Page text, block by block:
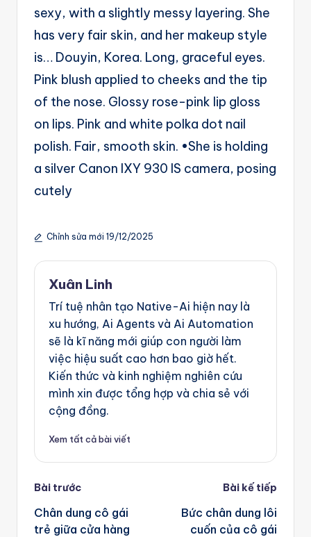
sexy, with a slightly messy layering. She
has very fair skin, and her makeup style
is… Douyin, Korea. Long, graceful eyes.
Pink blush applied to cheeks and the tip
of the nose. Glossy rose-pink lip gloss
on lips. Pink and white polka dot nail
polish. Fair, smooth skin. •She is holding
a silver Canon IXY 930 IS camera, posing
cutely
Chỉnh sửa mới 19/12/2025
Xuân Linh
Trí tuệ nhân tạo Native-Ai hiện nay là
xu hướng, Ai Agents và Ai Automation
sẽ là kĩ năng mới giúp con người làm
việc hiệu suất cao hơn bao giờ hết.
Kiến thức và kinh nghiệm nghiên cứu
mình xin được tổng hợp và chia sẻ với
cộng đồng.
Xem tất cả bài viết
Post
navigation
Bài trước
Chân dung cô gái
trẻ giữa cửa hàng
Bài kế tiếp
Bức chân dung lôi
cuốn của cô gái